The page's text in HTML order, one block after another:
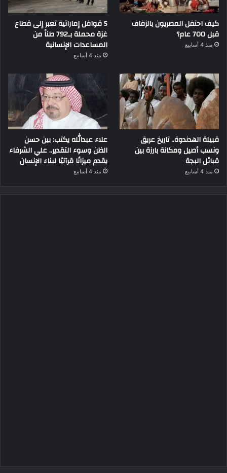
كيف احتفل المصريون بالزفاف
قبل 700 عام؟
منذ 4 أسابيع
5 قوافل إماراتية تعبر إلى قطاع
غزة محملة بـ792 طناً من
المساعدات الإنسانية
منذ 4 أسابيع
قبيلة الهدندوة.. تاريخ عريق
ونسب أصيل ومكانة بارزة بين
قبائل البجة
منذ 4 أسابيع
علاء عبدالله يكتب: بين حسن
الظن وسوء التقدير.. علي الشرفاء
يقدم ميزانًا قرآنيًا لبناء الإنسان
منذ 4 أسابيع